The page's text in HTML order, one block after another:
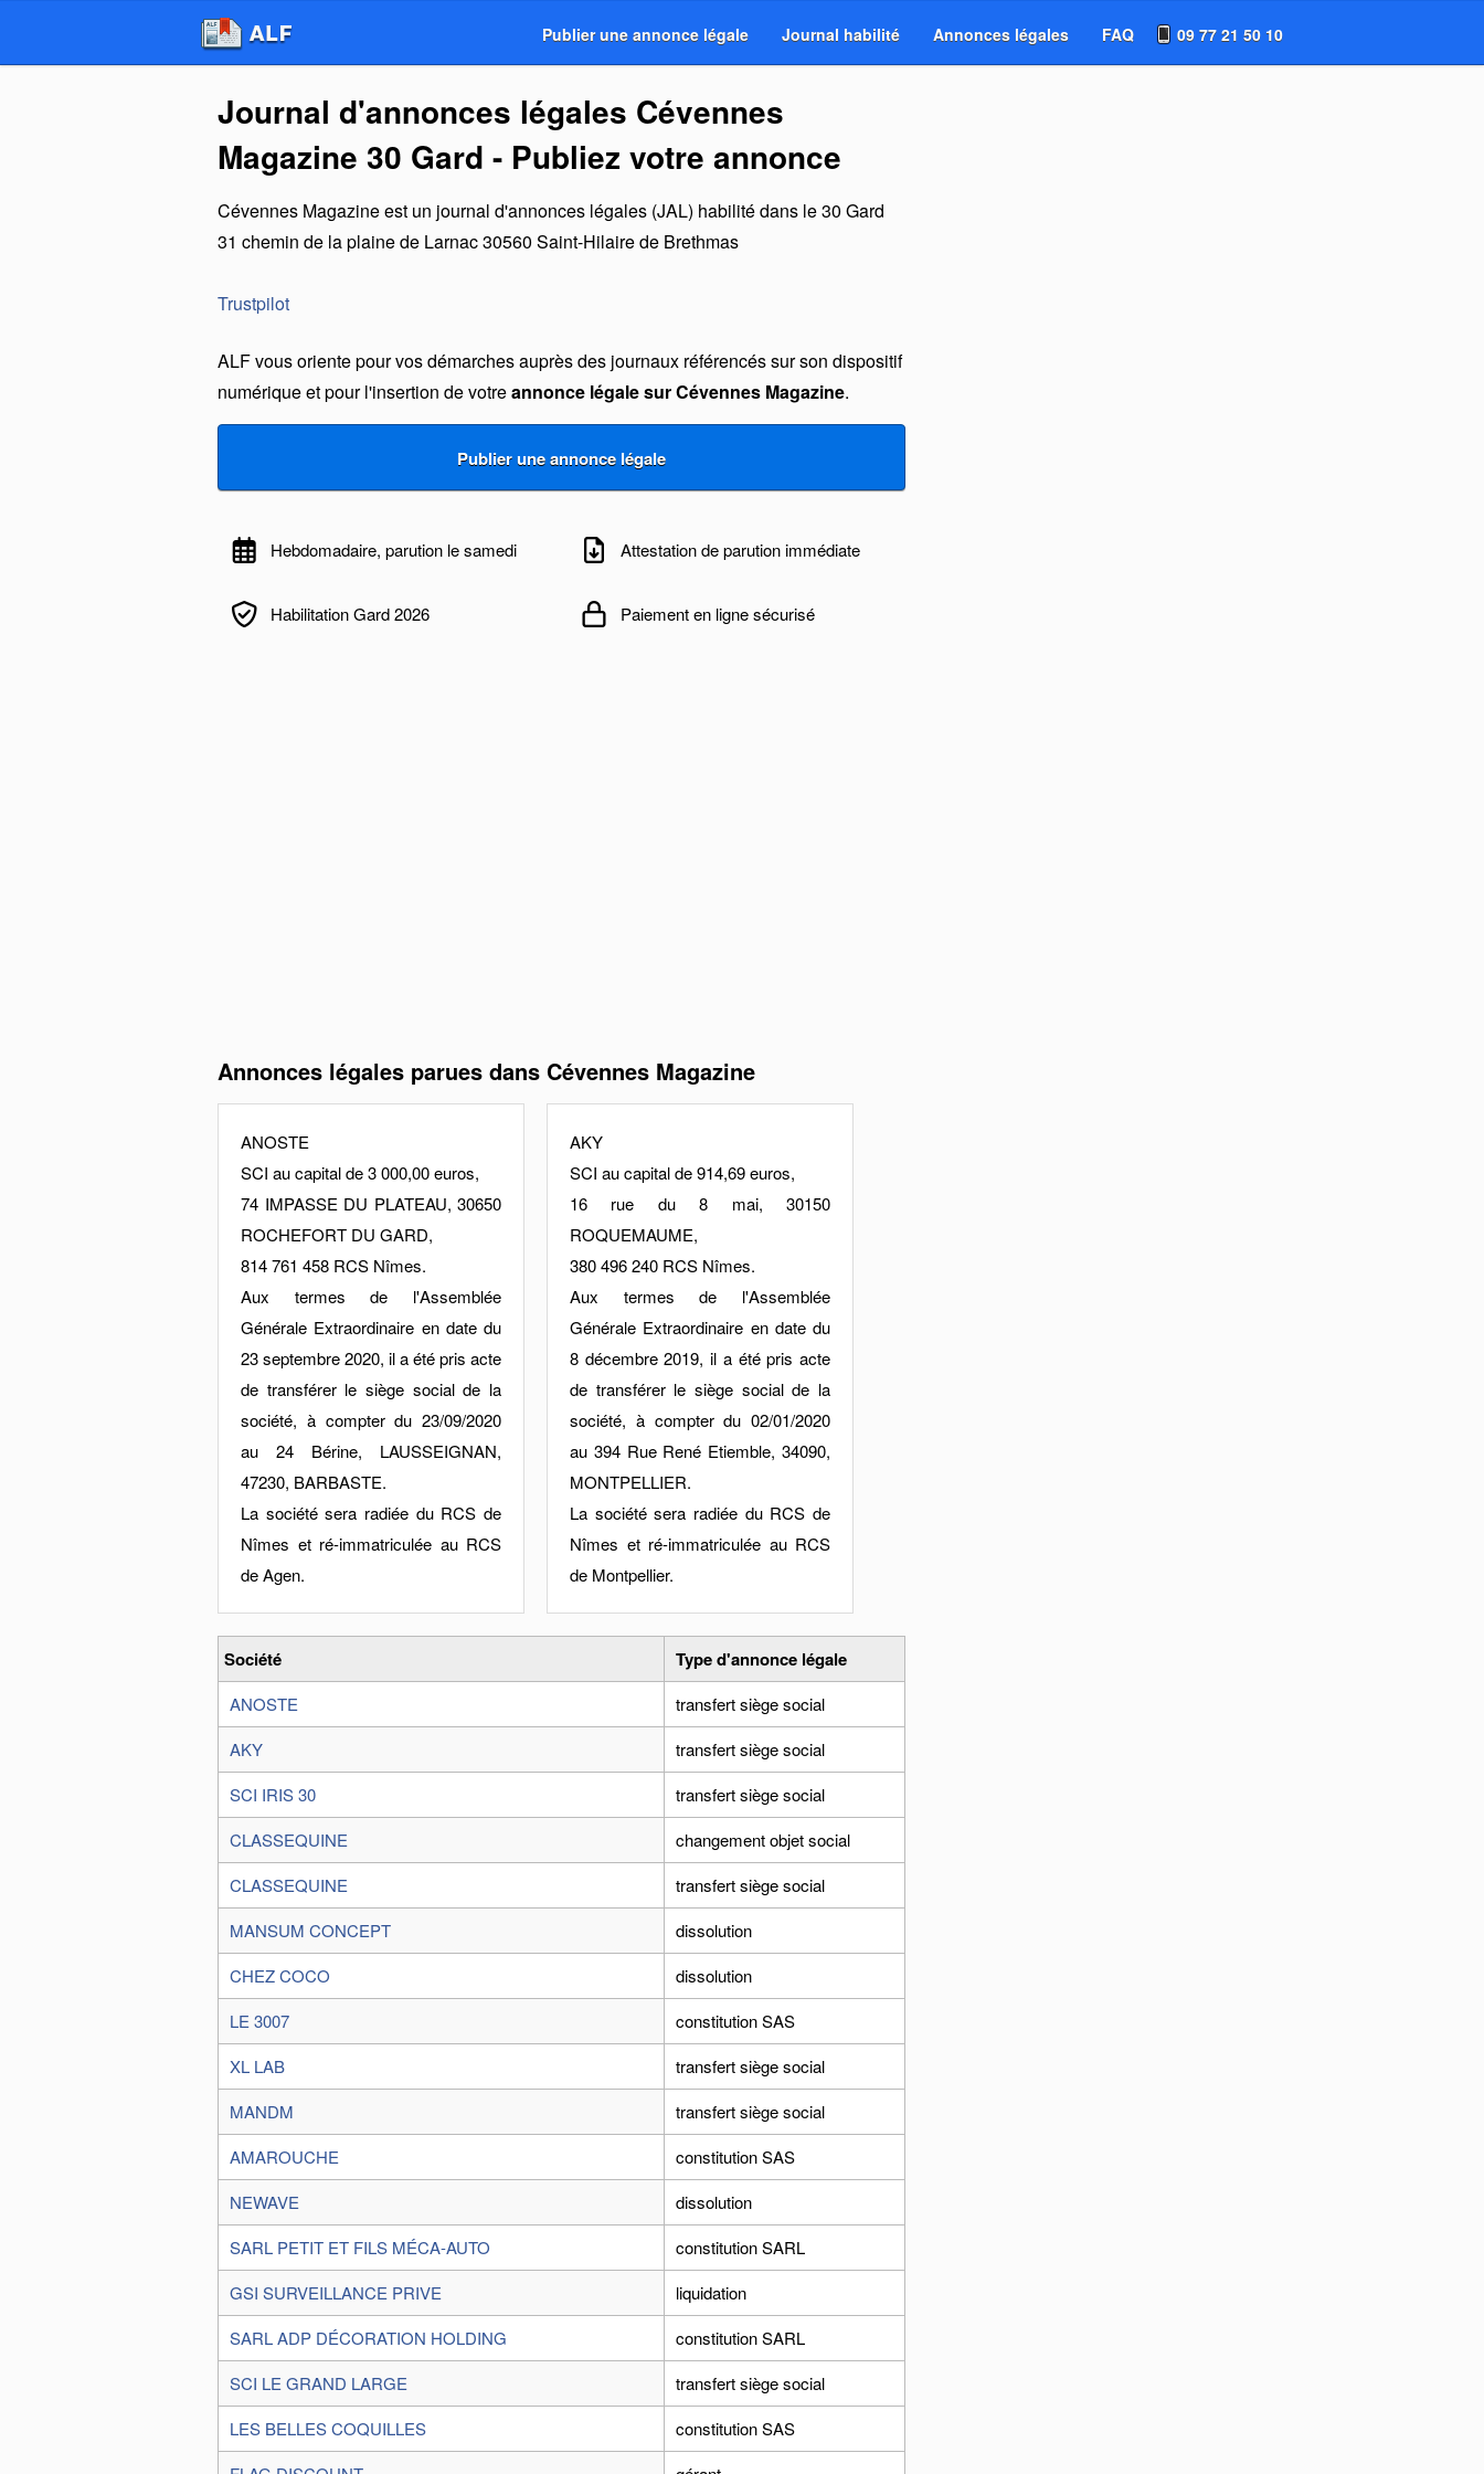
Publier une annonce légale Journal habilité Annonces légales FAQ 09 77 21 50 10
Journal d'annonces légales Cévennes
Magazine 30 Gard - Publiez votre annonce
Cévennes Magazineest un journal d'annonces légales (JAL) habilité dans le 30 Gard
31 chemin de la plaine de Larnac30560 Saint-Hilaire de Brethmas
Trustpilot
ALF vous oriente pour vos démarches auprès des journaux référencés sur son dispositif
numérique et pour l'insertion de votreannonce légale sur Cévennes Magazine.
Hebdomadaire, parution le samedi Attestation de parution immédiate
Habilitation Gard 2026 Paiement en ligne sécurisé
Annonces légales parues dans Cévennes Magazine
ANOSTE
SCI au capital de 3 000,00 euros,
74 IMPASSE DU PLATEAU, 30650
ROCHEFORT DU GARD,
814 761 458 RCS Nîmes.
Aux termes de l'Assemblée
Générale Extraordinaire en date du
23 septembre 2020, il a été pris acte
de transférer le siège social de la
société, à compter du 23/09/2020
au 24 Bérine, LAUSSEIGNAN,
47230, BARBASTE.
La société sera radiée du RCS de
Nîmes et ré-immatriculée au RCS
de Agen.
AKY
SCI au capital de 914,69 euros,
16 rue du 8 mai, 30150
ROQUEMAUME,
380 496 240 RCS Nîmes.
Aux termes de l'Assemblée
Générale Extraordinaire en date du
8 décembre 2019, il a été pris acte
de transférer le siège social de la
société, à compter du 02/01/2020
au 394 Rue René Etiemble, 34090,
MONTPELLIER.
La société sera radiée du RCS de
Nîmes et ré-immatriculée au RCS
de Montpellier.
Société Type d'annonce légale
ANOSTE
transfert siège social
AKY
transfert siège social
SCI IRIS 30
transfert siège social
CLASSEQUINE
changement objet social
CLASSEQUINE
transfert siège social
MANSUM CONCEPT
dissolution
CHEZ COCO
dissolution
LE 3007
constitution SAS
XL LAB
transfert siège social
MANDM
transfert siège social
AMAROUCHE
constitution SAS
NEWAVE
dissolution
SARL PETIT ET FILS MÉCA-AUTO
constitution SARL
GSI SURVEILLANCE PRIVE
liquidation
SARL ADP DÉCORATION HOLDING
constitution SARL
SCI LE GRAND LARGE
transfert siège social
LES BELLES COQUILLES
constitution SAS